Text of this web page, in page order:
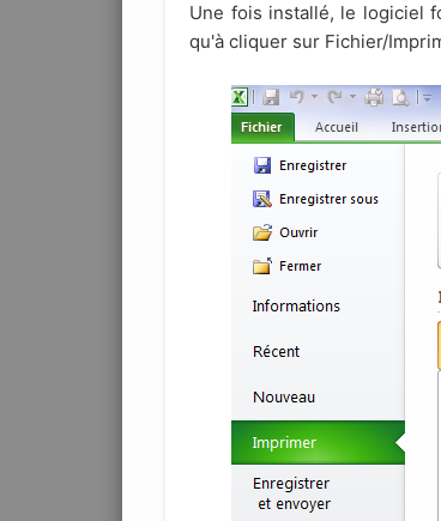
Une fois installé, le logiciel
qu'à cliquer sur Fichier/